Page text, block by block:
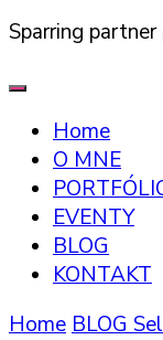
Sparring
Home
O MNE
EVENTY
BLOG
KONTAKT
Home BLOG